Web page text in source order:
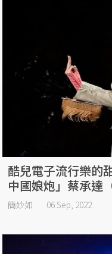
酷兒電子流行樂的
中國娘炮」蔡承達（
簡妙如 06 Sep, 2022